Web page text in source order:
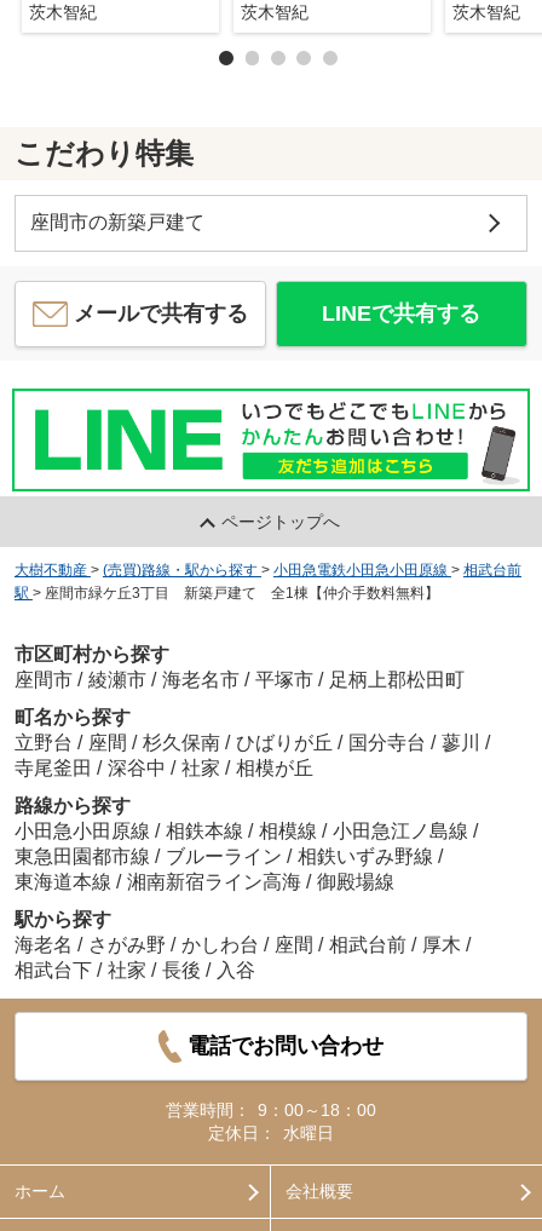
茨木智紀 茨木智紀 茨木智紀
こだわり特集
座間市の新築戸建て
メールで共有する LINEで共有する
ページトップへ
大樹不動産 > (売買)路線・駅から探す > 小田急電鉄小田急小田原線 > 相武台前
駅 > 座間市緑ケ丘3丁目 新築戸建て 全1棟【仲介手数料無料】
市区町村から探す
座間市 / 綾瀬市 / 海老名市 / 平塚市 / 足柄上郡松田町
町名から探す
立野台 / 座間 / 杉久保南 / ひばりが丘 / 国分寺台 / 蓼川 /
寺尾釜田 / 深谷中 / 社家 / 相模が丘
路線から探す
小田急小田原線 / 相鉄本線 / 相模線 / 小田急江ノ島線 /
東急田園都市線 / ブルーライン / 相鉄いずみ野線 /
東海道本線 / 湘南新宿ライン高海 / 御殿場線
駅から探す
海老名 / さがみ野 / かしわ台 / 座間 / 相武台前 / 厚木 /
相武台下 / 社家 / 長後 / 入谷
電話でお問い合わせ
営業時間：
9：00～18：00
定休日：
水曜日
ホーム 会社概要